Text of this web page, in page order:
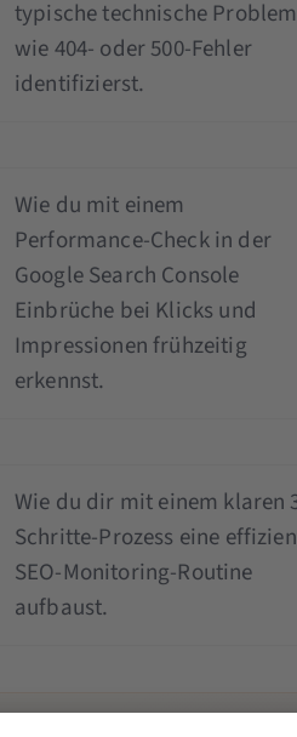
typische technische
wie 404- oder 500-Fehler
identifizierst.
Wie du mit einem
Performance-Check in der
Google Search Console
Einbrüche bei Klicks und
Impressionen frühzeitig
erkennst.
Wie du dir mit einem klaren
Schritte-Prozess eine
SEO-Monitoring-Routine
aufbaust.